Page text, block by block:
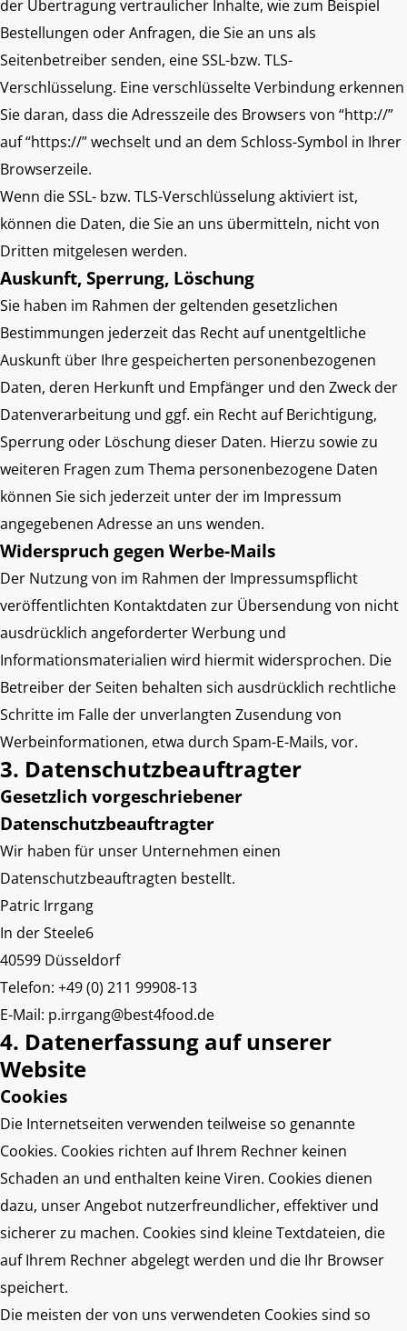
der Übertragung vertraulicher Inhalte, wie zum Beispiel
Bestellungen oder Anfragen, die Sie an uns als
Seitenbetreiber senden, eine SSL-bzw. TLS-
Verschlüsselung. Eine verschlüsselte Verbindung erkennen
Sie daran, dass die Adresszeile des Browsers von “http://”
auf “https://” wechselt und an dem Schloss-Symbol in Ihrer
Browserzeile.
Wenn die SSL- bzw. TLS-Verschlüsselung aktiviert ist,
können die Daten, die Sie an uns übermitteln, nicht von
Dritten mitgelesen werden.
Auskunft, Sperrung, Löschung
Sie haben im Rahmen der geltenden gesetzlichen
Bestimmungen jederzeit das Recht auf unentgeltliche
Auskunft über Ihre gespeicherten personenbezogenen
Daten, deren Herkunft und Empfänger und den Zweck der
Datenverarbeitung und ggf. ein Recht auf Berichtigung,
Sperrung oder Löschung dieser Daten. Hierzu sowie zu
weiteren Fragen zum Thema personenbezogene Daten
können Sie sich jederzeit unter der im Impressum
angegebenen Adresse an uns wenden.
Widerspruch gegen Werbe-Mails
Der Nutzung von im Rahmen der Impressumspflicht
veröffentlichten Kontaktdaten zur Übersendung von nicht
ausdrücklich angeforderter Werbung und
Informationsmaterialien wird hiermit widersprochen. Die
Betreiber der Seiten behalten sich ausdrücklich rechtliche
Schritte im Falle der unverlangten Zusendung von
Werbeinformationen, etwa durch Spam-E-Mails, vor.
3. Datenschutzbeauftragter
Gesetzlich vorgeschriebener
Datenschutzbeauftragter
Wir haben für unser Unternehmen einen
Datenschutzbeauftragten bestellt.
Patric Irrgang
In der Steele6
40599 Düsseldorf
Telefon: +49 (0) 211 99908-13
E-Mail: p.irrgang@best4food.de
4. Datenerfassung auf unserer
Website
Cookies
Die Internetseiten verwenden teilweise so genannte
Cookies. Cookies richten auf Ihrem Rechner keinen
Schaden an und enthalten keine Viren. Cookies dienen
dazu, unser Angebot nutzerfreundlicher, effektiver und
sicherer zu machen. Cookies sind kleine Textdateien, die
auf Ihrem Rechner abgelegt werden und die Ihr Browser
speichert.
Die meisten der von uns verwendeten Cookies sind so